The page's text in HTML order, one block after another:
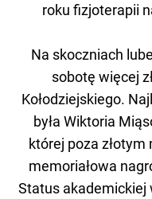
roku fizjoterapii
Na skoczniach
sobotę więcej
Kołodziejskiego.
była Wiktoria
której poza złotym
memoriałowa
Status akademickiej